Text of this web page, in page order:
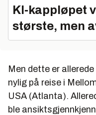
KI‑kappløpet
største, men
Men dette er
nylig på reise i
USA (Atlanta).
ble